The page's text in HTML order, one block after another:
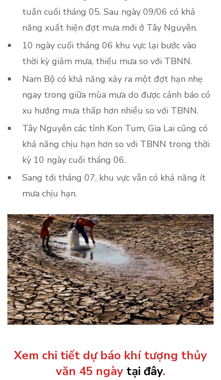
tuần cuối tháng 05. Sau ngày 09/06 có khả
năng xuất hiện đợt mưa mới ở Tây Nguyên.
10 ngày cuối tháng 06 khu vực lại bước vào
thời kỳ giảm mưa, thiếu mưa so với TBNN.
Nam Bộ có khả năng xảy ra một đợt hạn nhẹ
ngay trong giữa mùa mưa do được cảnh báo có
xu hướng mưa thấp hơn nhiều so với TBNN.
Tây Nguyên các tỉnh Kon Tum, Gia Lai cũng có
khả năng chịu hạn hơn so với TBNN trong thời
kỳ 10 ngày cuối tháng 06.
Sang tới tháng 07, khu vực vẫn có khả năng ít
mưa chịu hạn.
Xem chi tiết dự báo khí tượng thủy
văn 45 ngày tại đây.